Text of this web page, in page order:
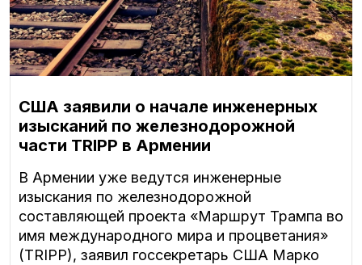
США заявили о начале инженерных
изысканий по железнодорожной
части TRIPP в Армении
В Армении уже ведутся инженерные
изыскания по железнодорожной
составляющей проекта «Маршрут Трампа во
имя международного мира и процветания»
(TRIPP), заявил госсекретарь США Марко